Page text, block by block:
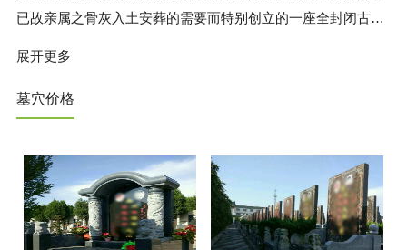
已故亲属之骨灰入土安葬的需要而特别创立的一座全封闭古典
乘车走沪嘉高速公路，仅用 40 分钟就可到达，交通十分便利
快捷。南广寺息园占地 120 亩，整个息园苍松翠柏，绿树成
荫，花草繁茂，绿化面积达到 45 ％。如此环境优美，景色宜
和福萌子孙而不可多得的一块安葬圣地。
展开更多
墓穴价格